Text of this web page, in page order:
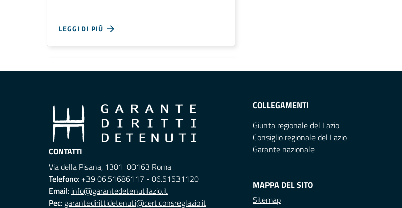
LEGGI DI PIÙ
CONTATTI
Via della Pisana, 1301 00163 Roma
Telefono: +39 06.51686117 - 06.51531120
Email: info@garantedetenutilazio.it
Pec: garantedirittidetenuti@cert.consreglazio.it
COLLEGAMENTI
Giunta regionale del Lazio
Consiglio regionale del Lazio
Garante nazionale
MAPPA DEL SITO
Sitemap